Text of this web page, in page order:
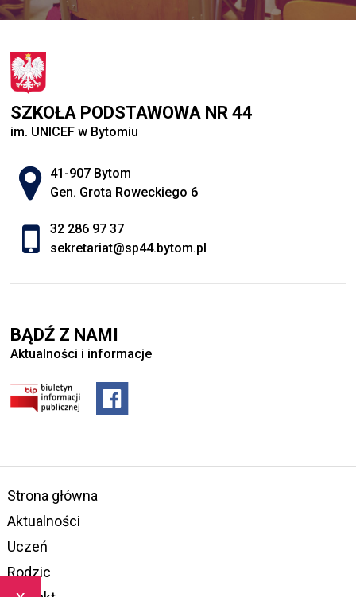
SZKOŁA PODSTAWOWA NR 44
im. UNICEF w Bytomiu
Adres pocztowy:
41-907 Bytom
Gen. Grota Roweckiego 6
32 286 97 37
sekretariat@sp44.bytom.pl
BĄDŹ Z NAMI
Aktualności i informacje
Strona główna
Aktualności
Uczeń
Rodzic